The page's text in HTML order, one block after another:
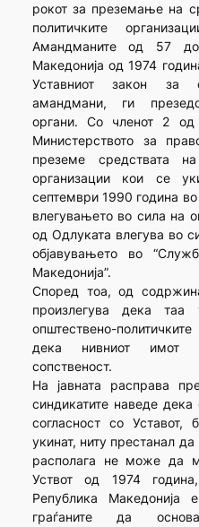
рокот за преземање на
политичките
Амандманите од 57
Македонија од 1974
Уставниот закон за
амандмани, ги
органи. Со членот 2 од
Министерството за
преземе средствата на
организации кои се
септември 1990 година
влегувањето во сила на
од Одлуката влегува во
објавувањето во
Македонија”.
Според тоа, од
произлегува дека таа
општествено-
дека нивниот имот
сопственост.
На јавната расправа
синдикатите наведе
согласност со Уставот,
укинат, ниту престанал
располага не може да
Уствот од 1974
Република Македонија
граѓаните да